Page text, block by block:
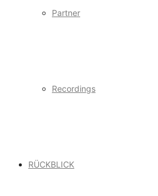
Partner
Recordings
RÜCKBLICK